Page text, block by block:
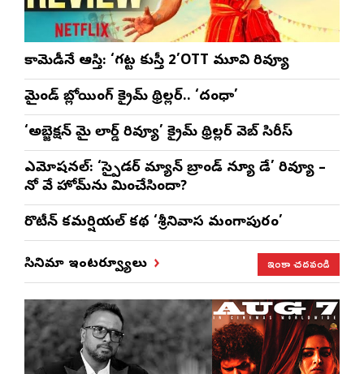
కామెడీనే ఆస్తి: ‘గట్ట కుస్తీ 2’OTT మూవి రివ్యూ
మైండ్ బ్లోయింగ్ క్రైమ్ థ్రిల్లర్.. ‘దంధా’
‘అబ్జెక్ష‌న్ మై లార్డ్ రివ్యూ’ క్రైమ్ థ్రిల్ల‌ర్ వెబ్ సిరీస్
ఎమోష‌న‌ల్‌: ‘స్పైడర్ మ్యాన్ బ్రాండ్ న్యూ డే’ రివ్యూ –
నో వే హోమ్‌ను మించేసిందా?
రొటీన్‌ కమర్షియల్‌ కథ ‘శ్రీనివాస మంగాపురం’
సినిమా ఇంటర్వ్యూలు ఇంకా చదవండి